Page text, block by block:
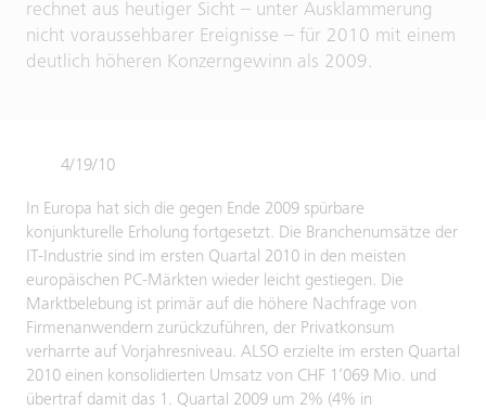
rechnet aus heutiger Sicht – unter Ausklammerung
nicht voraussehbarer Ereignisse – für 2010 mit einem
deutlich höheren Konzerngewinn als 2009.
4/19/10
In Europa hat sich die gegen Ende 2009 spürbare
konjunkturelle Erholung fortgesetzt. Die Branchenumsätze der
IT-Industrie sind im ersten Quartal 2010 in den meisten
europäischen PC-Märkten wieder leicht gestiegen. Die
Marktbelebung ist primär auf die höhere Nachfrage von
Firmenanwendern zurückzuführen, der Privatkonsum
verharrte auf Vorjahresniveau. ALSO erzielte im ersten Quartal
2010 einen konsolidierten Umsatz von CHF 1’069 Mio. und
übertraf damit das 1. Quartal 2009 um 2% (4% in